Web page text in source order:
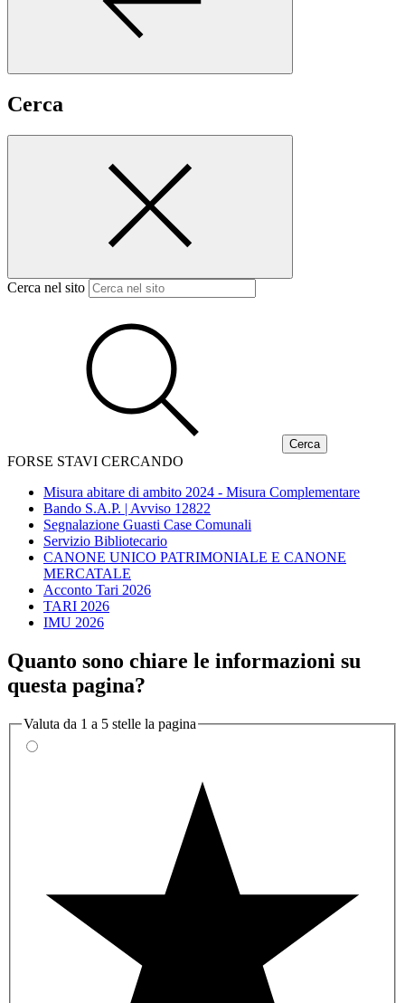
Cerca
Cerca nel sito
FORSE STAVI CERCANDO
Misura abitare di ambito 2024 - Misura Complementare
Bando S.A.P. | Avviso 12822
Segnalazione Guasti Case Comunali
Servizio Bibliotecario
CANONE UNICO PATRIMONIALE E CANONE
MERCATALE
Acconto Tari 2026
TARI 2026
IMU 2026
Quanto sono chiare le informazioni su
questa pagina?
Valuta da 1 a 5 stelle la pagina